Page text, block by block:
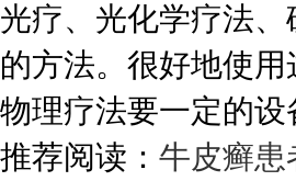
光疗、光化学疗法
的方法。很好地使
物理疗法要一定的
推荐阅读： 牛皮癣患